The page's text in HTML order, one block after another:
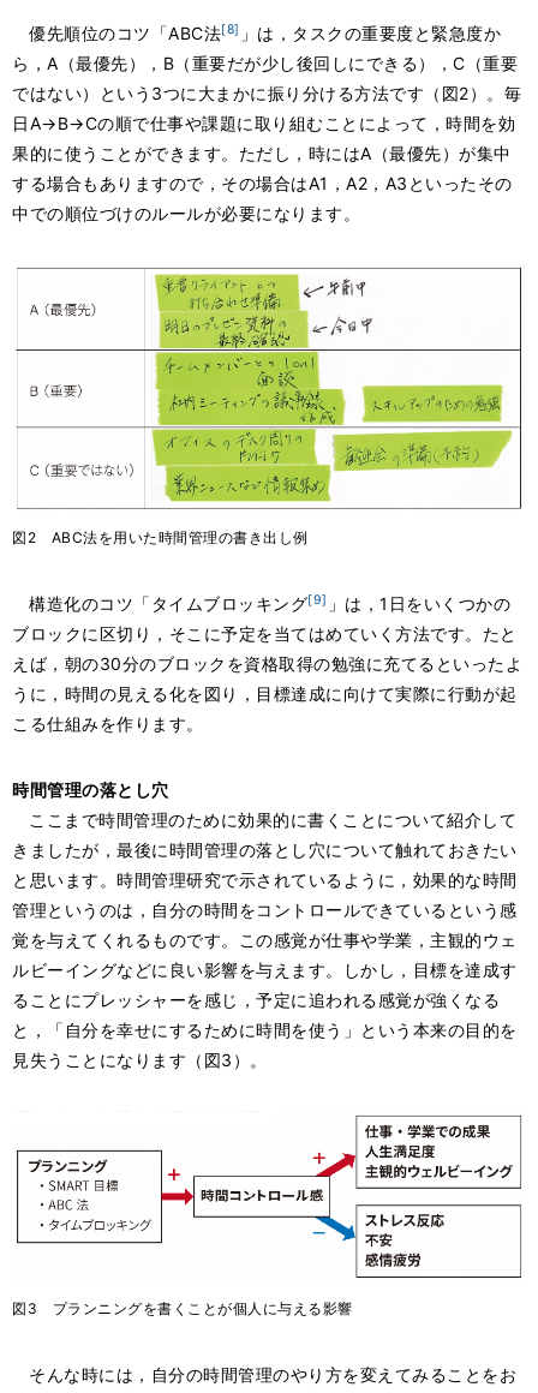
優先順位のコツ「ABC法[8] 」は，タスクの重要度と緊急度か
ら，A（最優先），B（重要だが少し後回しにできる），C（重要
ではない）という3つに大まかに振り分ける方法です（図2）。毎
日A→B→Cの順で仕事や課題に取り組むことによって，時間を効
果的に使うことができます。ただし，時にはA（最優先）が集中
する場合もありますので，その場合はA1，A2，A3といったその
中での順位づけのルールが必要になります。
図2 ABC法を用いた時間管理の書き出し例
構造化のコツ「タイムブロッキング[9] 」は，1日をいくつかの
ブロックに区切り，そこに予定を当てはめていく方法です。たと
えば，朝の30分のブロックを資格取得の勉強に充てるといったよ
うに，時間の見える化を図り，目標達成に向けて実際に行動が起
こる仕組みを作ります。
時間管理の落とし穴
ここまで時間管理のために効果的に書くことについて紹介して
きましたが，最後に時間管理の落とし穴について触れておきたい
と思います。時間管理研究で示されているように，効果的な時間
管理というのは，自分の時間をコントロールできているという感
覚を与えてくれるものです。この感覚が仕事や学業，主観的ウェ
ルビーイングなどに良い影響を与えます。しかし，目標を達成す
ることにプレッシャーを感じ，予定に追われる感覚が強くなる
と，「自分を幸せにするために時間を使う」という本来の目的を
見失うことになります（図3）。
図3 プランニングを書くことが個人に与える影響
そんな時には，自分の時間管理のやり方を変えてみることをお